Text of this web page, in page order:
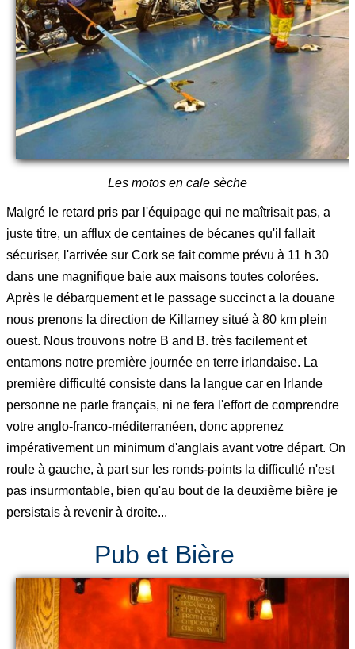
Les motos en cale sèche
Malgré le retard pris par l'équipage qui ne maîtrisait pas, a
juste titre, un afflux de centaines de bécanes qu'il fallait
sécuriser, l'arrivée sur Cork se fait comme prévu à 11 h 30
dans une magnifique baie aux maisons toutes colorées.
Après le débarquement et le passage succinct a la douane
nous prenons la direction de Killarney situé à 80 km plein
ouest. Nous trouvons notre B and B. très facilement et
entamons notre première journée en terre irlandaise. La
première difficulté consiste dans la langue car en Irlande
personne ne parle français, ni ne fera l'effort de comprendre
votre anglo-franco-méditerranéen, donc apprenez
impérativement un minimum d'anglais avant votre départ. On
roule à gauche, à part sur les ronds-points la difficulté n'est
pas insurmontable, bien qu'au bout de la deuxième bière je
persistais à revenir à droite...
Pub et Bière